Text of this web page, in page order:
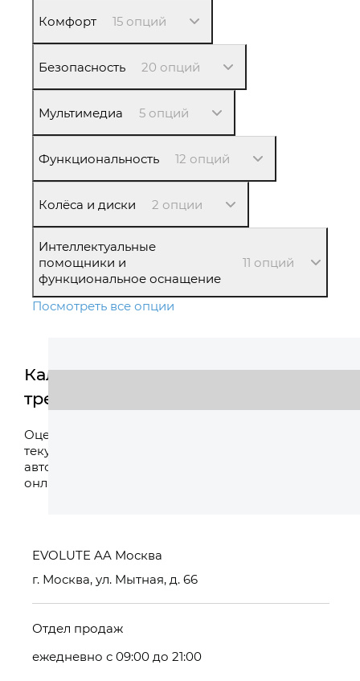
Комфорт 15 опций
Безопасность 20 опций
Мультимедиа 5 опций
Функциональность 12 опций
Колёса и диски 2 опции
Интеллектуальные
помощники и
функциональное оснащение
11 опций
Посмотреть все опции
Калькулятор
трейд-ин
Оцените свой
текущий
автомобиль
онлайн
EVOLUTE AA Москва
г. Москва, ул. Мытная, д. 66
Отдел продаж
ежедневно с 09:00 до 21:00